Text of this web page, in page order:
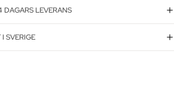
DAGARS LEVERANS
SVERIGE